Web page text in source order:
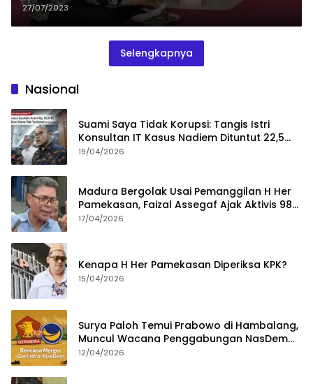
27/07/2023
Selengkapnya
Nasional
Suami Saya Tidak Korupsi: Tangis Istri
Konsultan IT Kasus Nadiem Dituntut 22,5
Tahun
19/04/2026
Madura Bergolak Usai Pemanggilan H Her
Pamekasan, Faizal Assegaf Ajak Aktivis 98
Bongkar Permainan KPK
17/04/2026
Kenapa H Her Pamekasan Diperiksa KPK?
15/04/2026
Surya Paloh Temui Prabowo di Hambalang,
Muncul Wacana Penggabungan NasDem
dan Gerindra
12/04/2026